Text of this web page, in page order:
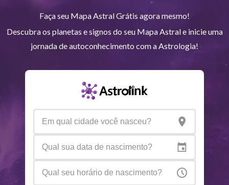
Saturno Ari 14° 37
Netuno Ari 4°9
Plutão Aqu 4
Faça seu Mapa Astral Grátis agora mesmo!
Descubra os planetas e signos do seu Mapa Astral e inicie uma
jornada de autoconhecimento com a Astrologia!